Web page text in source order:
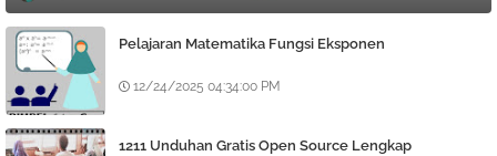
Pelajaran Matematika Fungsi Eksponen
12/24/2025 04:34:00 PM
1211 Unduhan Gratis Open Source Lengkap